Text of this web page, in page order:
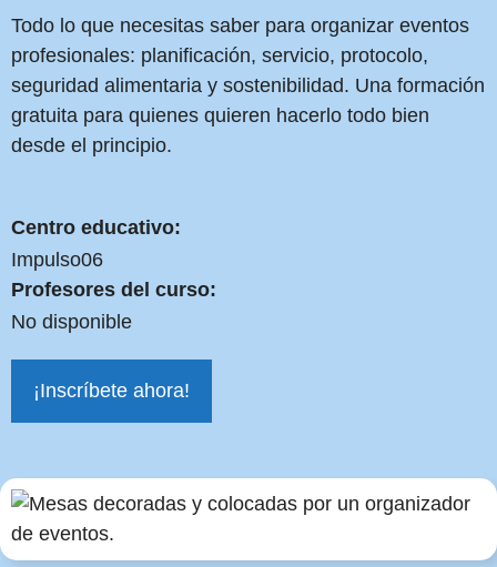
Todo lo que necesitas saber para organizar eventos
profesionales: planificación, servicio, protocolo,
seguridad alimentaria y sostenibilidad. Una formación
gratuita para quienes quieren hacerlo todo bien
desde el principio.
Centro educativo:
Impulso06
Profesores del curso:
No disponible
¡Inscríbete ahora!